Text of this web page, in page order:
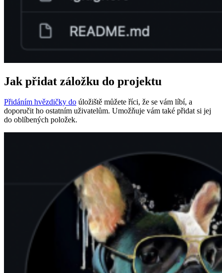
Jak přidat záložku do projektu
Přidáním hvězdičky do úložiště můžete říci, že se vám líbí, a
doporučit ho ostatním uživatelům. Umožňuje vám také přidat si jej
do oblíbených položek.